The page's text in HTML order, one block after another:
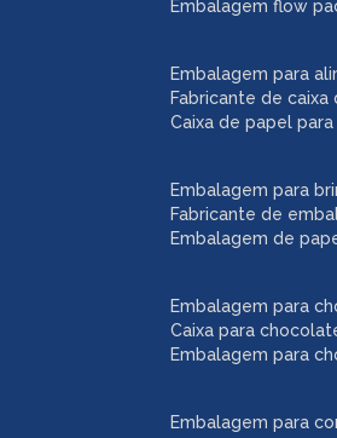
embalagem flow
caixa de papel
fabricante de
embalagem para
embalagem de
fabricante de
embalagem para
embalagem para
caixa para
embalagem para
embalagem para